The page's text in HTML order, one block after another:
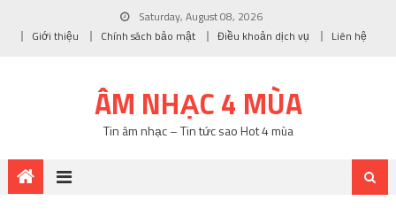
Saturday, August 08, 2026
Giới thiệu
Chính sách bảo mật Điều khoản dịch vụ Liên hệ
ÂM NHẠC 4 MÙA
Tin âm nhạc – Tin tức sao Hot 4 mùa